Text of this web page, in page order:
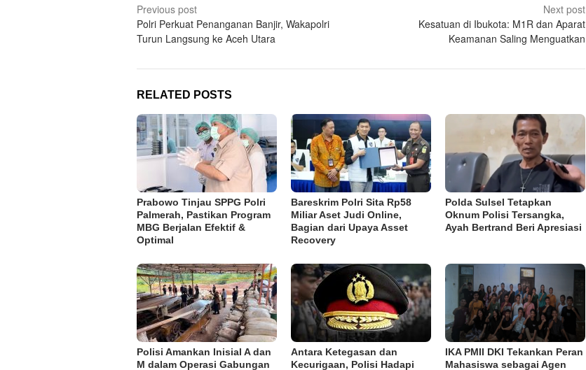
Post
navigation
Previous post
Polri Perkuat Penanganan Banjir, Wakapolri
Turun Langsung ke Aceh Utara
Next post
Kesatuan di Ibukota: M1R dan Aparat
Keamanan Saling Menguatkan
RELATED POSTS
Prabowo Tinjau SPPG Polri
Palmerah, Pastikan Program
MBG Berjalan Efektif &
Optimal
Bareskrim Polri Sita Rp58
Miliar Aset Judi Online,
Bagian dari Upaya Asset
Recovery
Polda Sulsel Tetapkan
Oknum Polisi Tersangka,
Ayah Bertrand Beri Apresiasi
Polisi Amankan Inisial A dan
M dalam Operasi Gabungan
Antara Ketegasan dan
Kecurigaan, Polisi Hadapi
IKA PMII DKI Tekankan Peran
Mahasiswa sebagai Agen